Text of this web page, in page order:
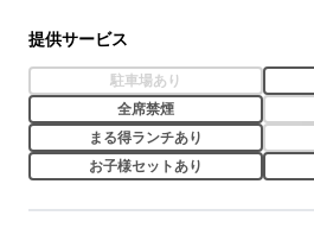
提供サービス
駐車場あり
全席禁煙
まる得ランチあり
お子様セットあり